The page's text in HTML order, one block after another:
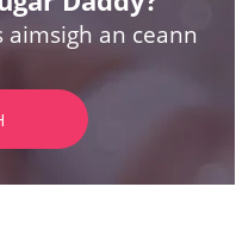
aimsigh an ceann